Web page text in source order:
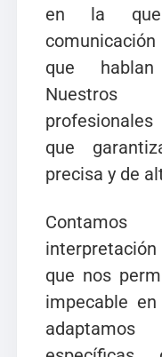
en la
que
que
precisa y de
que nos
impecable